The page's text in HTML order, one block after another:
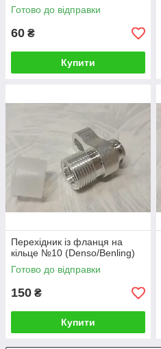
Готово до відправки
60 ₴
Купити
Перехідник із фланця на
кільце №10 (Denso/Benling)
Готово до відправки
150 ₴
Купити